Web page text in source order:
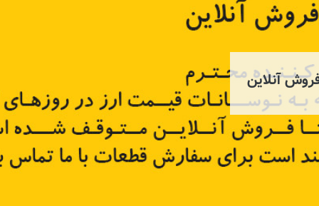
سپر جلو تندر ۹۰
اطلاعات بیشتر
کد
آنلاین